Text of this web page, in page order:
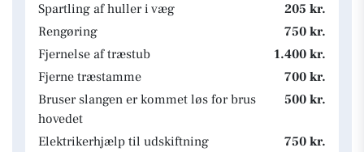
Spartling af huller i væg
205 kr.
Rengøring
750 kr.
Fjernelse af træstub
1.400 kr.
Fjerne træstamme
700 kr.
Bruser slangen er kommet løs for brus
hovedet
500 kr.
Elektrikerhjælp til udskiftning
750 kr.